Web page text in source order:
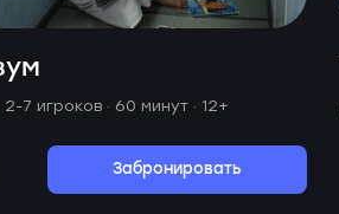
2-7 игроков · 60 минут · 12+
Забронировать